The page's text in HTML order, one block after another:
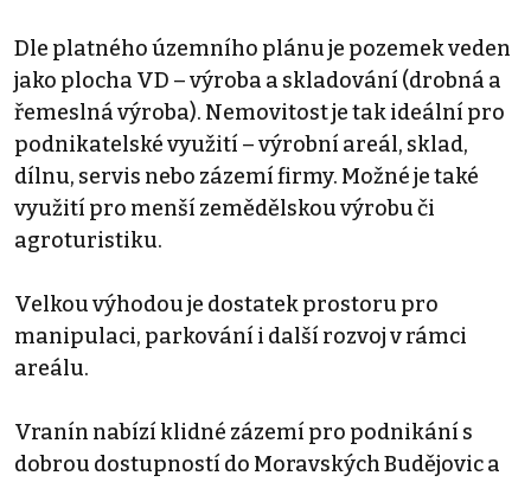
Dle platného územního plánu je pozemek veden
jako plocha VD – výroba a skladování (drobná a
řemeslná výroba). Nemovitost je tak ideální pro
podnikatelské využití – výrobní areál, sklad,
dílnu, servis nebo zázemí firmy. Možné je také
využití pro menší zemědělskou výrobu či
agroturistiku.
Velkou výhodou je dostatek prostoru pro
manipulaci, parkování i další rozvoj v rámci
areálu.
Vranín nabízí klidné zázemí pro podnikání s
dobrou dostupností do Moravských Budějovic a